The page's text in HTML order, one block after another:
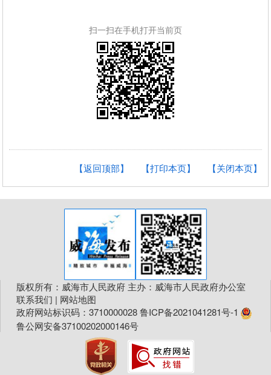
扫一扫在手机打开当前页
【关闭本页】
【打印本页】
【返回顶部】
版权所有：威海市人民政府 主办：威海市人民政府办公室
联系我们 | 网站地图
政府网站标识码：3710000028鲁ICP备2021041281号-1
鲁公网安备37100202000146号